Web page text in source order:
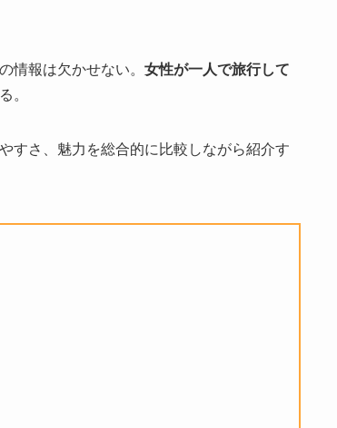
報は欠かせない。 女性が一人で旅行して
。
すさ、魅力を総合的に比較しながら紹介す